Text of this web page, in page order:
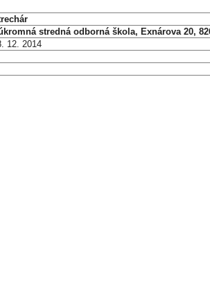
stredná odborná škola, Exnárova 20,
12. 2014